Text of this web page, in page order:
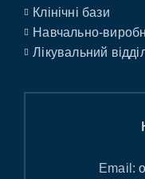
Клінічні бази
Навчально-
Лікувальний
Email: